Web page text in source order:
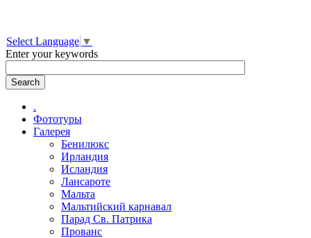
Select Language ▼
Enter your keywords
.
Фототуры
Галерея
Бенилюкс
Ирландия
Исландия
Лансароте
Мальта
Мальтийский карнавал
Парад Св. Патрика
Прованс